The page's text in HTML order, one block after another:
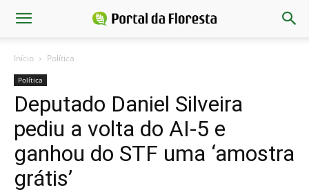
Início Política
Política
Deputado Daniel Silveira
pediu a volta do AI-5 e
ganhou do STF uma ‘amostra
grátis’